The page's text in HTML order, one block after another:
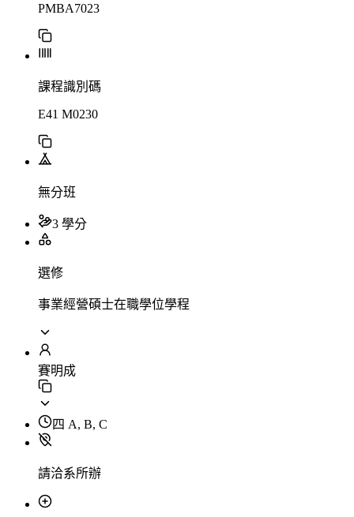
PMBA7023
課程識別碼
E41 M0230
無分班
3 學分
選修
事業經營碩士在職學位學程
賽明成
四 A, B, C
請洽系所辦